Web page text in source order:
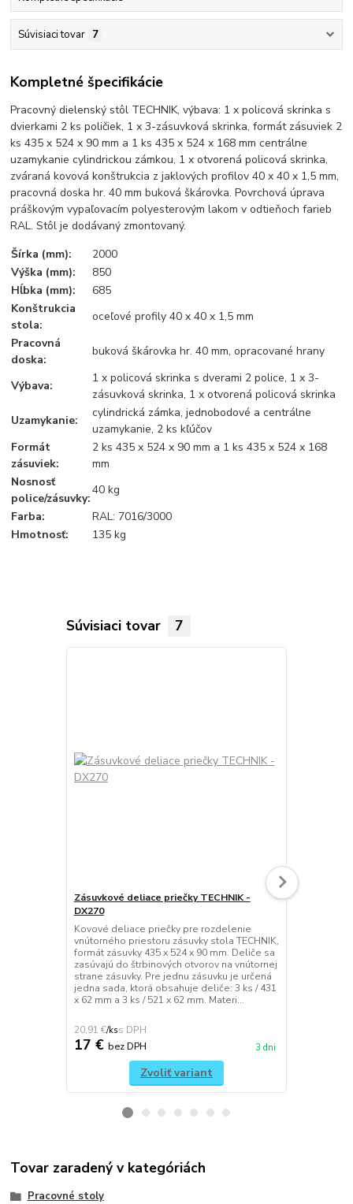
Súvisiaci tovar 7
Kompletné špecifikácie
Pracovný dielenský stôl TECHNIK, výbava: 1 x policová skrinka s
dvierkami 2 ks poličiek, 1 x 3-zásuvková skrinka, formát zásuviek 2
ks 435 x 524 x 90 mm a 1 ks 435 x 524 x 168 mm centrálne
uzamykanie cylindrickou zámkou, 1 x otvorená policová skrinka,
zváraná kovová konštrukcia z jaklových profilov 40 x 40 x 1,5 mm,
pracovná doska hr. 40 mm buková škárovka. Povrchová úprava
práškovým vypaľovacím polyesterovým lakom v odtieňoch farieb
RAL. Stôl je dodávaný zmontovaný.
Šírka (mm):
2000
Výška (mm):
850
Hĺbka (mm):
685
Konštrukcia
stola:
oceľové profily 40 x 40 x 1,5 mm
Pracovná
doska:
buková škárovka hr. 40 mm, opracované hrany
Výbava:
1 x policová skrinka s dverami 2 police, 1 x 3-
zásuvková skrinka, 1 x otvorená policová skrinka
Uzamykanie:
cylindrická zámka, jednobodové a centrálne
uzamykanie, 2 ks kľúčov
Formát
zásuviek:
2 ks 435 x 524 x 90 mm a 1 ks 435 x 524 x 168
mm
Nosnosť
police/zásuvky:
40 kg
Farba:
RAL: 7016/3000
Hmotnosť:
135 kg
Súvisiaci tovar 7
Zásuvkové deliace priečky TECHNIK -
DX270
Kovové deliace priečky pre rozdelenie
vnútorného priestoru zásuvky stola TECHNIK,
formát zásuvky 435 x 524 x 90 mm. Deliče sa
zasúvajú do štrbinových otvorov na vnútornej
strane zásuvky. Pre jednu zásuvku je určená
jedna sada, ktorá obsahuje deliče: 3 ks / 431
x 62 mm a 3 ks / 521 x 62 mm. Materi...
20,91 €/ks
17 € bez DPH 3 dni
Zvoliť variant
Sada
Tovar zaradený v kategóriách
Pracovné stoly